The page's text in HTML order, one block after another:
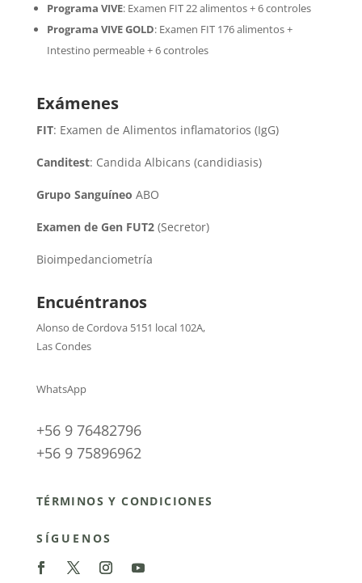
Programa VIVE: Examen FIT 22 alimentos + 6 controles
Programa VIVE GOLD: Examen FIT 176 alimentos +
Intestino permeable + 6 controles
Exámenes
FIT: Examen de Alimentos inflamatorios (IgG)
Canditest: Candida Albicans (candidiasis)
Grupo Sanguíneo ABO
Examen de Gen FUT2(Secretor)
Bioimpedanciometría
Encuéntranos
Alonso de Cordova 5151 local 102A,
Las Condes
WhatsApp
+56 9 76482796
+56 9 75896962
TÉRMINOS Y CONDICIONES
SÍGUENOS